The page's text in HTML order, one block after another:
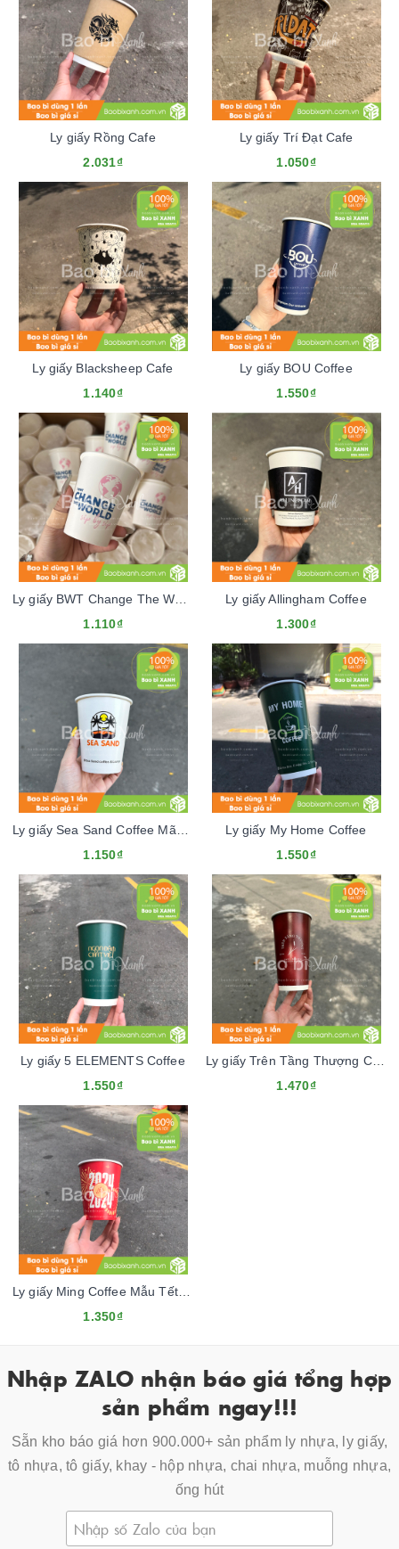
Ly giấy Rồng Cafe
2.031₫
Ly giấy Trí Đạt Cafe
1.050₫
Ly giấy Blacksheep Cafe
1.140₫
Ly giấy BOU Coffee
1.550₫
1.110₫
Ly giấy Allingham Coffee
1.300₫
1.150₫
Ly giấy My Home Coffee
1.550₫
Ly giấy 5 ELEMENTS Coffee
1.550₫
Ly giấy Trên Tầng Thượng Cafe
1.470₫
Ly giấy Ming Coffee Mẫu Tết 2024
1.350₫
Nhập ZALO nhận báo giá tổng hợp
sản phẩm ngay!!!
Sẵn kho báo giá hơn 900.000+ sản phẩm ly nhựa, ly giấy,
tô nhựa, tô giấy, khay - hộp nhựa, chai nhựa, muỗng nhựa,
ống hút